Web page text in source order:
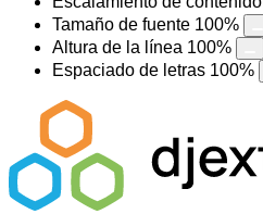
Tamaño de fuente 100%
Altura de la línea 100%
Espaciado de letras 100%